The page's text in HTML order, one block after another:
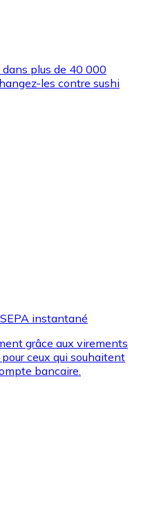
plus de 40 000
les contre sushi
instantané
grâce aux virements
ceux qui souhaitent
bancaire.